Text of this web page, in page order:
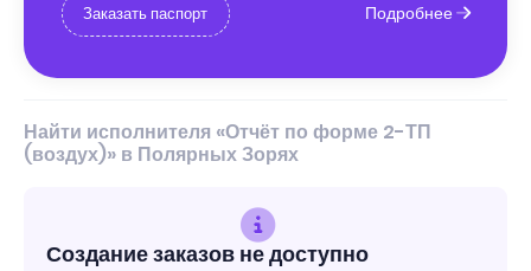
Заказать паспорт Подробнее
Найти исполнителя «Отчёт по форме 2-ТП
(воздух)» в Полярных Зорях
Создание заказов не доступно